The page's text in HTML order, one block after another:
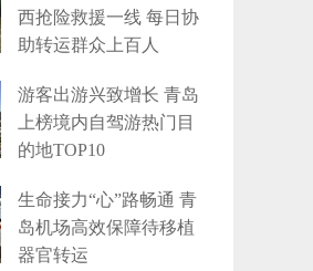
西抢险救援一线 每日协
助转运群众上百人
游客出游兴致增长 青岛
上榜境内自驾游热门目
的地TOP10
生命接力“心”路畅通 青
岛机场高效保障待移植
器官转运